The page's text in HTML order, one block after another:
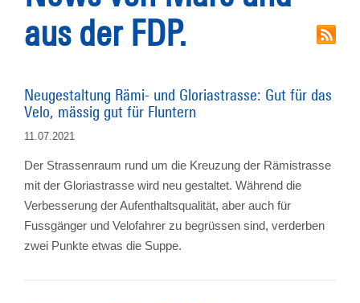
aus der FDP.
Neugestaltung Rämi- und Gloriastrasse: Gut für das
Velo, mässig gut für Fluntern
11.07.2021
Der Strassenraum rund um die Kreuzung der Rämistrasse
mit der Gloriastrasse wird neu gestaltet. Während die
Verbesserung der Aufenthaltsqualität, aber auch für
Fussgänger und Velofahrer zu begrüssen sind, verderben
zwei Punkte etwas die Suppe.